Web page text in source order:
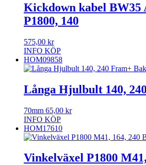
Kickdown kabel BW35
P1800, 140
575,00 kr
INFO KÖP
HOM09858
Långa Hjulbult 140,
70mm 65,00 kr
INFO KÖP
HOM17610
Vinkelväxel P1800